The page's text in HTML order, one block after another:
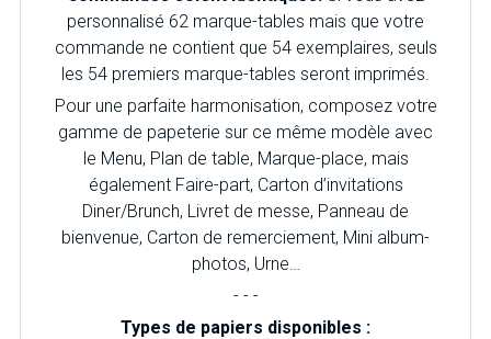
personnalisé 62 marque-tables mais que votre
commande ne contient que 54 exemplaires, seuls
les 54 premiers marque-tables seront imprimés.
Pour une parfaite harmonisation, composez votre
gamme de papeterie sur ce même modèle avec
le Menu, Plan de table, Marque-place, mais
également Faire-part, Carton d’invitations
Diner/Brunch, Livret de messe, Panneau de
bienvenue, Carton de remerciement, Mini album-
photos, Urne…
- - -
Types de papiers disponibles :